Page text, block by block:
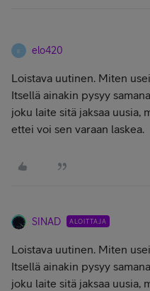
E elo420
Loistava uutinen. Miten
Itsellä ainakin pysyy
joku laite sitä jaksaa uusia,
ettei voi sen varaan laskea.
SINAD ALOITTAJA
Loistava uutinen. Miten
Itsellä ainakin pysyy
joku laite sitä jaksaa uusia,